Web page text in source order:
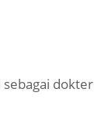
sebagai dokter